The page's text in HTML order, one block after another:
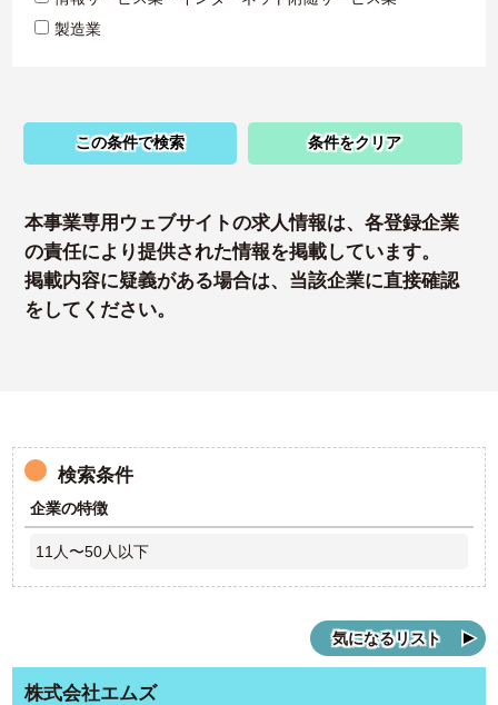
製造業
この条件で検索 条件をクリア
本事業専用ウェブサイトの求人情報は、各登録企業
の責任により提供された情報を掲載しています。
掲載内容に疑義がある場合は、当該企業に直接確認
をしてください。
検索条件
企業の特徴
11人〜50人以下
気になるリスト
株式会社エムズ